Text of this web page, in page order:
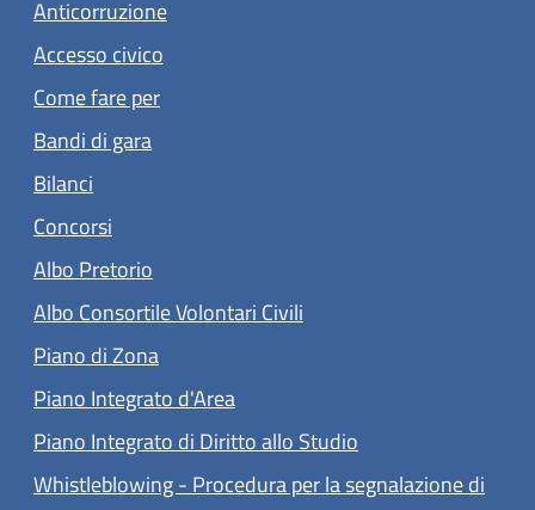
Anticorruzione
Accesso civico
Come fare per
Bandi di gara
Bilanci
Concorsi
Albo Pretorio
Albo Consortile Volontari Civili
Piano di Zona
Piano Integrato d'Area
Piano Integrato di Diritto allo Studio
Whistleblowing - Procedura per la segnalazione di